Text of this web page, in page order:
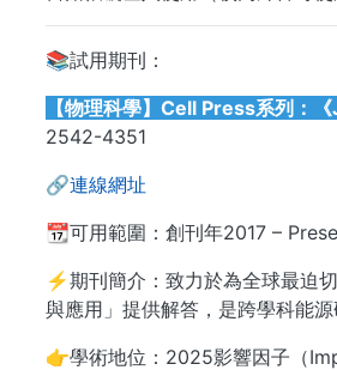
📚試用期刊：
【物理科學】Cell Press系列：《
2542-4351
🔗連線網址
📆可用範圍：創刊年2017 –
⚡期刊簡介：致力於為全球最迫
與應用」提供解答，是跨學科能源
👉學術地位：2025影響因子（